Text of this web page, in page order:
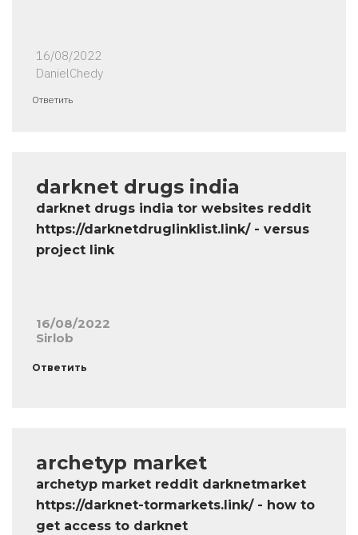
16/08/2022
DanielChedy
Ответить
darknet drugs india
darknet drugs india tor websites reddit
https://darknetdruglinklist.link/ - versus
project link
16/08/2022
Sirlob
Ответить
archetyp market
archetyp market reddit darknetmarket
https://darknet-tormarkets.link/ - how to
get access to darknet